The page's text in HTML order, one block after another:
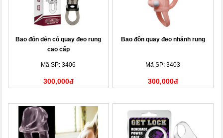
Bao đôn dên có quay đeo rung
cao cấp
Mã SP: 3406
300,000đ
Bao đôn quay đeo nhánh rung
Mã SP: 3403
300,000đ